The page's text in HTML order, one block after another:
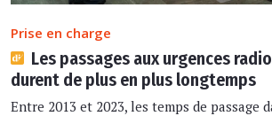
Prise en charge
Les passages aux urgences
durent de plus en plus longtemps
Entre 2013 et 2023, les temps de passage